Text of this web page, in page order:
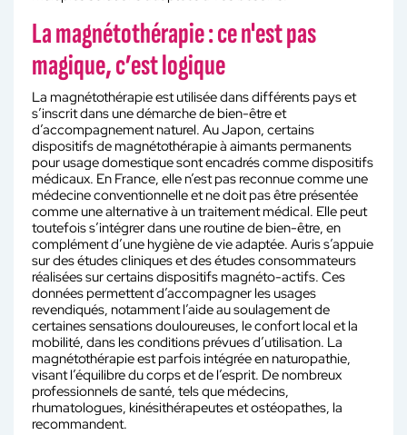
La magnétothérapie : ce n'est pas
magique, c’est logique
La magnétothérapie est utilisée dans différents pays et
s’inscrit dans une démarche de bien-être et
d’accompagnement naturel. Au Japon, certains
dispositifs de magnétothérapie à aimants permanents
pour usage domestique sont encadrés comme dispositifs
médicaux. En France, elle n’est pas reconnue comme une
médecine conventionnelle et ne doit pas être présentée
comme une alternative à un traitement médical. Elle peut
toutefois s’intégrer dans une routine de bien-être, en
complément d’une hygiène de vie adaptée. Auris s’appuie
sur des études cliniques et des études consommateurs
réalisées sur certains dispositifs magnéto-actifs. Ces
données permettent d’accompagner les usages
revendiqués, notamment l’aide au soulagement de
certaines sensations douloureuses, le confort local et la
mobilité, dans les conditions prévues d’utilisation. La
magnétothérapie est parfois intégrée en naturopathie,
visant l’équilibre du corps et de l’esprit. De nombreux
professionnels de santé, tels que médecins,
rhumatologues, kinésithérapeutes et ostéopathes, la
recommandent.